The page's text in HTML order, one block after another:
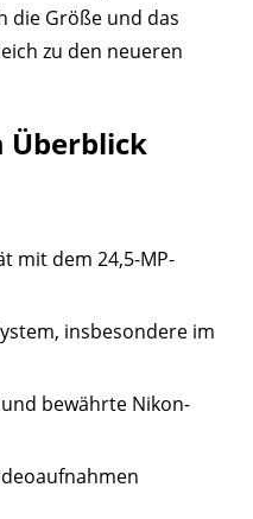
die Größe und das
zu den neueren
Überblick
mit dem 24,5-MP-
insbesondere im
bewährte Nikon-